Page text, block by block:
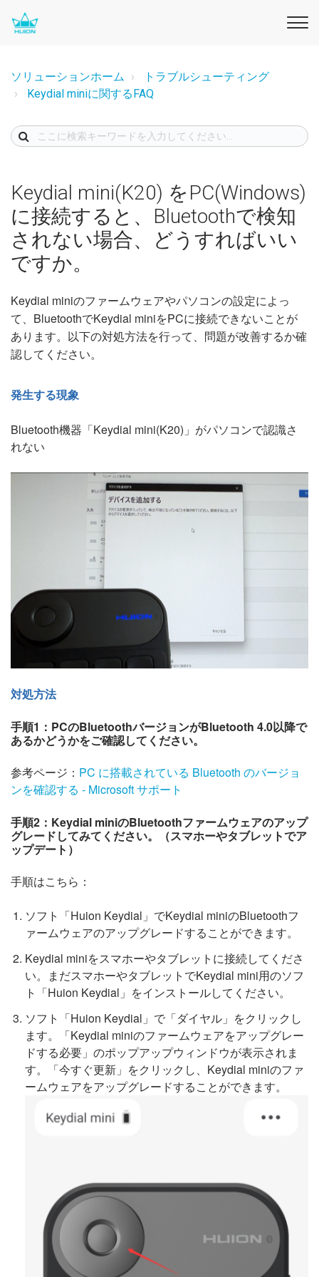
ソリューションホーム
トラブルシューティング
Keydial miniに関するFAQ
Keydial mini(K20) をPC(Windows)
に接続すると、Bluetoothで検知
されない場合、どうすればいい
ですか。
Keydial miniのファームウェアやパソコンの設定によっ
て、BluetoothでKeydial miniをPCに接続できないことが
あります。以下の対処方法を行って、問題が改善するか確
認してください。
発生する現象
Bluetooth機器「Keydial mini(K20)」がパソコンで認識さ
れない
対処方法
手順1：PCのBluetoothバージョンがBluetooth 4.0以降で
あるかどうかをご確認してください。
参考ページ： PC に搭載されている Bluetooth のバージョ
ンを確認する - Microsoft サポート
手順2：Keydial miniのBluetoothファームウェアのアップ
グレードしてみてください。（スマホーやタブレットでア
ップデート）
手順はこちら：
ソフト「Huion Keydial」でKeydial miniのBluetoothフ
ァームウェアのアップグレードすることができます。
Keydial miniをスマホーやタブレットに接続してくださ
い。まだスマホーやタブレットでKeydial mini用のソフ
ト「Huion Keydial」をインストールしてください。
ソフト「Huion Keydial」で「ダイヤル」をクリックし
ます。「Keydial miniのファームウェアをアップグレー
ドする必要」のポップアップウィンドウが表示されま
す。「今すぐ更新」をクリックし、Keydial miniのファ
ームウェアをアップグレードすることができます。